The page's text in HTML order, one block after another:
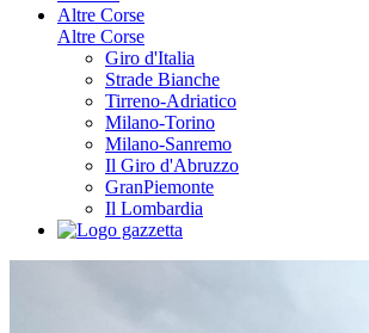
Altre Corse
Altre Corse
Giro d'Italia
Strade Bianche
Tirreno-Adriatico
Milano-Torino
Milano-Sanremo
Il Giro d'Abruzzo
GranPiemonte
Il Lombardia